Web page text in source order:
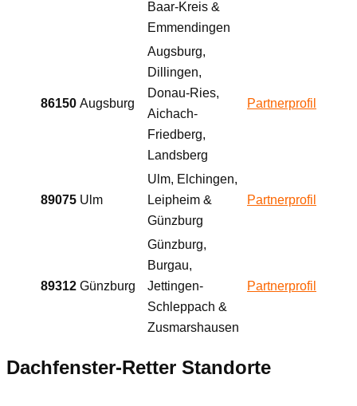
Baar-Kreis &
Emmendingen
86150 Augsburg
Augsburg,
Dillingen,
Donau-Ries,
Aichach-
Friedberg,
Landsberg
Partnerprofil
89075 Ulm
Ulm, Elchingen,
Leipheim &
Günzburg
Partnerprofil
89312 Günzburg
Günzburg,
Burgau,
Jettingen-
Schleppach &
Zusmarshausen
Partnerprofil
Dachfenster-Retter Standorte